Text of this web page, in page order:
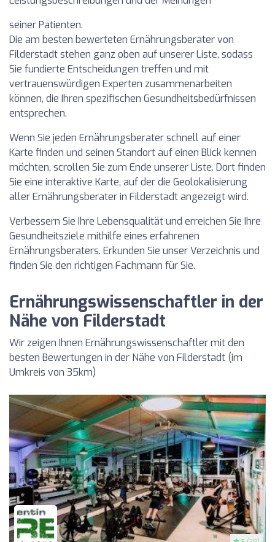
seiner Patienten.
Die am besten bewerteten Ernährungsberater von
Filderstadt stehen ganz oben auf unserer Liste, sodass
Sie fundierte Entscheidungen treffen und mit
vertrauenswürdigen Experten zusammenarbeiten
können, die Ihren spezifischen Gesundheitsbedürfnissen
entsprechen.
Wenn Sie jeden Ernährungsberater schnell auf einer
Karte finden und seinen Standort auf einen Blick kennen
möchten, scrollen Sie zum Ende unserer Liste. Dort finden
Sie eine interaktive Karte, auf der die Geolokalisierung
aller Ernährungsberater in Filderstadt angezeigt wird.
Verbessern Sie Ihre Lebensqualität und erreichen Sie Ihre
Gesundheitsziele mithilfe eines erfahrenen
Ernährungsberaters. Erkunden Sie unser Verzeichnis und
finden Sie den richtigen Fachmann für Sie.
Ernährungswissenschaftler in der
Nähe von Filderstadt
Wir zeigen Ihnen Ernährungswissenschaftler mit den
besten Bewertungen in der Nähe von Filderstadt (im
Umkreis von 35km)